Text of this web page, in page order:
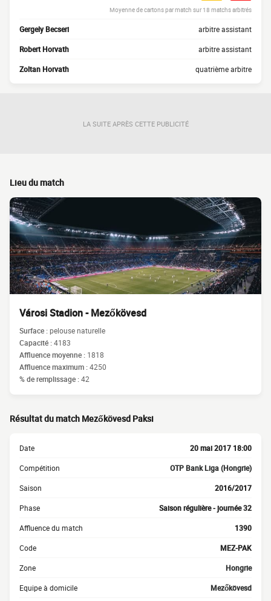
Moyenne de cartons par match sur 18 matchs arbitrés
Gergely Becseri arbitre assistant
Robert Horvath arbitre assistant
Zoltan Horvath quatrième arbitre
LA SUITE APRÈS CETTE PUBLICITÉ
Lieu du match
Városi Stadion - Mezőkövesd
Surface :pelouse naturelle
Capacité :4183
Affluence moyenne : 1818
Affluence maximum :4250
% de remplissage :42
Résultat du match Mezőkövesd Paksi
Date 20 mai 2017 18:00
Compétition OTP Bank Liga (Hongrie)
Saison 2016/2017
Phase Saison régulière - journée 32
Affluence du match 1390
Code MEZ-PAK
Zone Hongrie
Equipe à domicile Mezőkövesd